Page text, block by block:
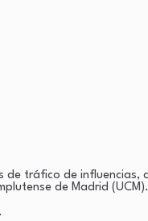
tráfico de
de Madrid (UCM).